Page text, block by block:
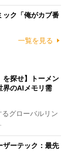
ク「俺がカブ番
一覧を見る
を探せ】トーメン
界のAIメモリ需
グローバルリン
ザーテック：最先